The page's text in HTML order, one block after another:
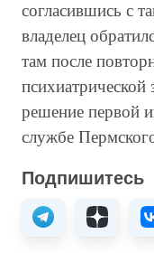
согласившись с
владелец
там после
решение первой
службе
Подпишитесь